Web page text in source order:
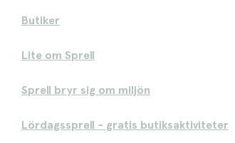
Butiker
Lite om Sprell
Sprell bryr sig om miljön
Lördagssprell - gratis butiksaktiviteter